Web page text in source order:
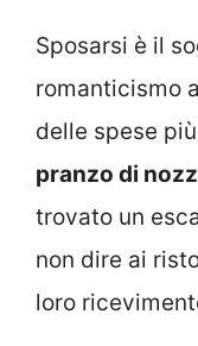
Sposarsi è il
romanticismo
delle spese
pranzo di
trovato un
non dire ai
loro